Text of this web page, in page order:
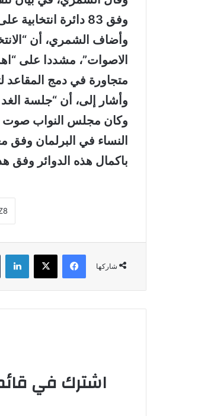
وفق 83 دائرة انتخابية على كافة المحافظات”.
وأضاف الشمري، أن
الاصوات”، مشددا على
متجاورة في دمج
وأشار إلى، أن “جلسة الغد
باكمال هذه الدوائر وفق
شاركها
فيسبوك ‫X
اشترك في